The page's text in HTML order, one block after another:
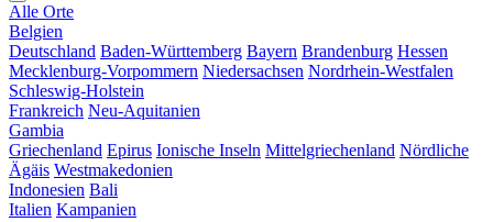
Alle Orte
Belgien
Deutschland Baden-Württemberg Bayern Brandenburg Hessen
Mecklenburg-Vorpommern Niedersachsen Nordrhein-Westfalen
Schleswig-Holstein
Frankreich Neu-Aquitanien
Gambia
Griechenland Epirus Ionische Inseln Mittelgriechenland Nördliche
Ägäis Westmakedonien
Indonesien Bali
Italien Kampanien